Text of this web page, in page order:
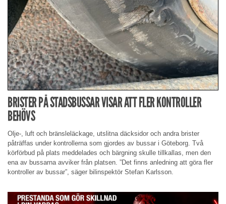
BRISTER PÅ STADSBUSSAR VISAR ATT FLER KONTROLLER
BEHÖVS
Olje-, luft och bränsleläckage, utslitna däcksidor och andra brister
påträffas under kontrollerna som gjordes av bussar i Göteborg. Två
körförbud på plats meddelades och bärgning skulle tillkallas, men den
ena av bussarna avviker från platsen. ”Det finns anledning att göra fler
kontroller av bussar”, säger bilinspektör Stefan Karlsson.